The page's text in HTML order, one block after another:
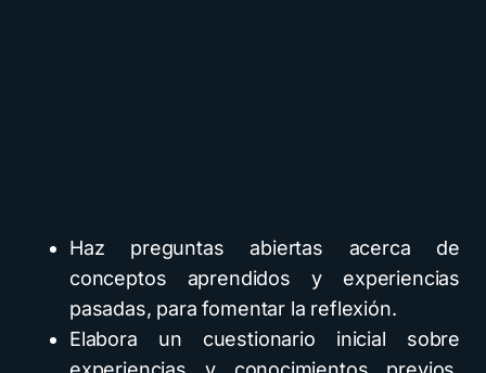
Haz preguntas abiertas acerca de
conceptos aprendidos y experiencias
pasadas, para fomentar la reflexión.
Elabora un cuestionario inicial sobre